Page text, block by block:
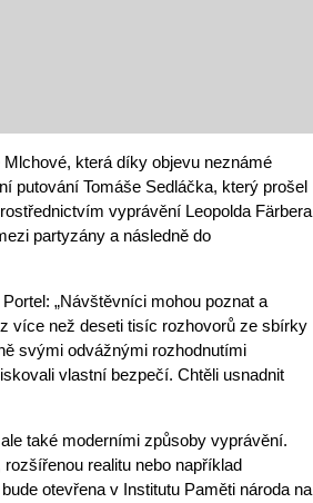
která díky objevu neznámé
putování Tomáše Sedláčka, který prošel
vyprávění Leopolda Färbera
partyzány a následně do
„Návštěvníci mohou poznat a
více než deseti tisíc rozhovorů ze sbírky
svými odvážnými rozhodnutími
vlastní bezpečí. Chtěli usnadnit
také moderními způsoby vyprávění.
realitu nebo například
otevřena v Institutu Paměti národa na